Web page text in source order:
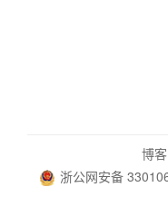
博
浙公网安备